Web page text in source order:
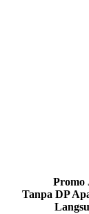
Promo
Tanpa DP